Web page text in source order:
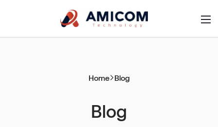
Home Blog
Blog